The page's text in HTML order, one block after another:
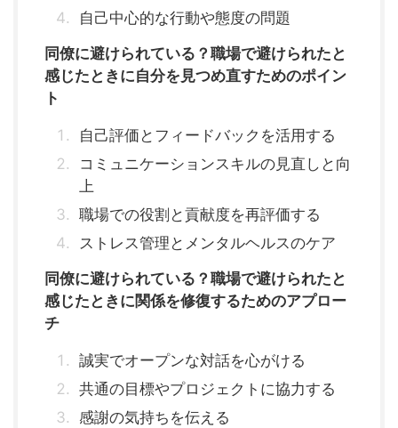
自己中心的な行動や態度の問題
同僚に避けられている？職場で避けられたと
感じたときに自分を見つめ直すためのポイン
ト
自己評価とフィードバックを活用する
コミュニケーションスキルの見直しと向
上
職場での役割と貢献度を再評価する
ストレス管理とメンタルヘルスのケア
同僚に避けられている？職場で避けられたと
感じたときに関係を修復するためのアプロー
チ
誠実でオープンな対話を心がける
共通の目標やプロジェクトに協力する
感謝の気持ちを伝える